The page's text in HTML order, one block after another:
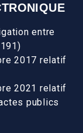
entre
2017 relatif
2021 relatif
publics